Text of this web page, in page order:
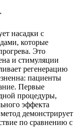
насадки с
которые
Это
и стимуляции
регенерацию
пациенты
Первые
процедуры,
эффекта
демонстрирует
по сравнению с